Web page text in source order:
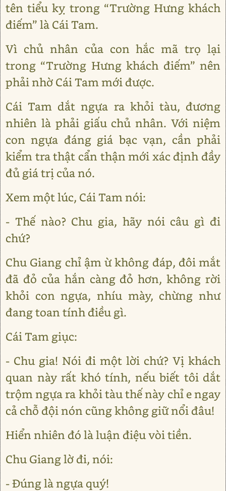
tên tiểu kỵ trong “Trường Hưng khách
điếm” là Cái Tam.
Vì chủ nhân của con hắc mã trọ lại
trong “Trường Hưng khách điếm” nên
phải nhờ Cái Tam mới được.
Cái Tam dắt ngựa ra khỏi tàu, đương
nhiên là phải giấu chủ nhân. Với niệm
con ngựa đáng giá bạc vạn, cần phải
kiểm tra thật cẩn thận mới xác định đầy
đủ giá trị của nó.
Xem một lúc, Cái Tam nói:
- Thế nào? Chu gia, hãy nói câu gì đi
chứ?
Chu Giang chỉ ậm ừ không đáp, đôi mắt
đã đỏ của hắn càng đỏ hơn, không rời
khỏi con ngựa, nhíu mày, chừng như
đang toan tính điều gì.
Cái Tam giục:
- Chu gia! Nói đi một lời chứ? Vị khách
quan này rất khó tính, nếu biết tôi dắt
trộm ngựa ra khỏi tàu thế này chỉ e ngay
cả chỗ đội nón cũng không giữ nổi đâu!
Hiển nhiên đó là luận điệu vòi tiền.
Chu Giang lờ đi, nói:
- Đúng là ngựa quý!